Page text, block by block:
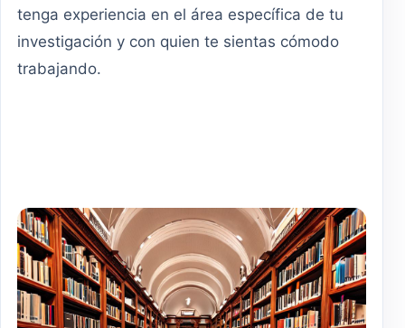
tenga experiencia en el área específica de tu
investigación y con quien te sientas cómodo
trabajando.